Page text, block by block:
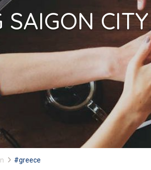
SAIGON
#greece